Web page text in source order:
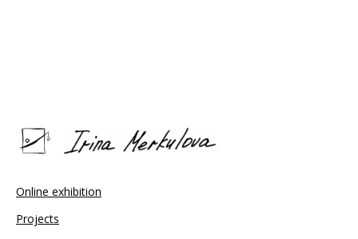
Online exhibition
Projects